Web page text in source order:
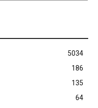
5034
186
135
64